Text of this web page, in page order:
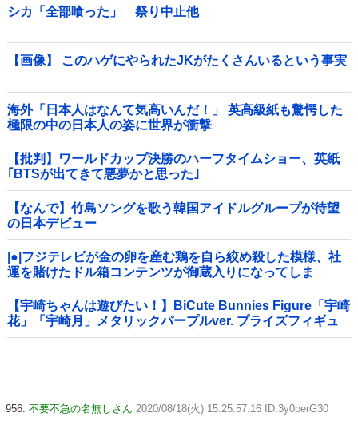
シカ「全部喰った」 祭り中止他
【画像】 このハゲにやられたJKがたくさんいるという事実
海外「日本人はなんて気高いんだ！」 英高級紙も驚愕した
極限の中の日本人の姿に世界が衝撃
【批判】ワールドカップ決勝のハーフタイムショー、英紙
｢BTSが出てきて悪夢かと思った｣
【なんで】竹島ソングを歌う韓国アイドルグループが待望
の日本デビュー
|●|フジテレビが金の卵を産む鶏を自ら絞め殺した模様、社
運を賭けたドル箱コンテンツが御蔵入りになってしま
い……
【宇崎ちゃんは遊びたい！】BiCute Bunnies Figure「宇崎
花」「宇崎月」メタリックパープルver. プライズフィギュ
ア【ラウンドワン限定で展開決定】
956: 不要不急の名無しさん 2020/08/18(火) 15:25:57.16 ID:3y0perG30